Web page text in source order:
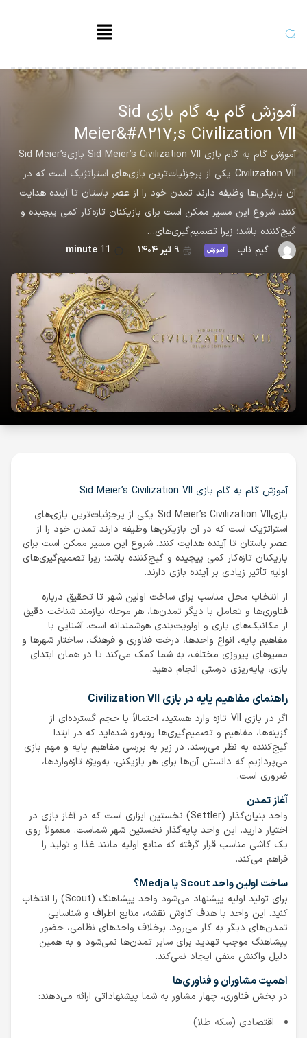
آموزش گام به گام بازی Sid
Meier&#۸۲۱۷;s Civilization VII
آموزش گام به گام بازی Sid Meier’s Civilization VII بازیSid Meier’s
Civilization VII یکی از پرجزئیات‌ترین بازی‌های استراتژیک است که در
آن بازیکن‌ها وظیفه دارند تمدن خود را از عصر باستان تا آینده هدایت
کنند. شروع این مسیر ممکن است برای بازیکنان تازه‌کار کمی پیچیده و
گیج‌کننده باشد؛ زیرا تصمیم‌گیری‌های…
گیم ناب
آموزش ۹ تیر۱۴۰۴ 11
minute
آموزش گام به گام بازی Sid Meier’s Civilization VII
بازیSid Meier’s Civilization VII یکی از پرجزئیات‌ترین بازی‌های
استراتژیک است که در آن بازیکن‌ها وظیفه دارند تمدن خود را از
عصر باستان تا آینده هدایت کنند. شروع این مسیر ممکن است برای
بازیکنان تازه‌کار کمی پیچیده و گیج‌کننده باشد؛ زیرا تصمیم‌گیری‌های
اولیه تأثیر زیادی بر آینده بازی دارند.
از انتخاب محل مناسب برای ساخت اولین شهر تا تحقیق درباره
فناوری‌ها و تعامل با دیگر تمدن‌ها، هر مرحله نیازمند شناخت دقیق
از مکانیک‌های بازی و اولویت‌بندی هوشمندانه است. آشنایی با
مفاهیم پایه، انواع واحدها، درخت فناوری و فرهنگ، ساختار شهرها و
مسیرهای پیروزی مختلف، به شما کمک می‌کند تا در همان ابتدای
بازی، پایه‌ریزی درستی انجام دهید.
راهنمای مفاهیم پایه در بازی Civilization VII
اگر در بازی VII تازه وارد هستید، احتمالاً با حجم گسترده‌ای از
گزینه‌ها، مفاهیم و تصمیم‌گیری‌ها روبه‌رو شده‌اید که در ابتدا
گیج‌کننده به نظر می‌رسند. در زیر به بررسی مفاهیم پایه و مهم بازی
می‌پردازیم که دانستن آن‌ها برای هر بازیکنی، به‌ویژه تازه‌واردها،
ضروری است.
آغاز تمدن
واحد بنیان‌گذار (Settler) نخستین ابزاری است که در آغاز بازی در
اختیار دارید. این واحد پایه‌گذار نخستین شهر شماست. معمولاً روی
یک کاشی مناسب قرار گرفته که منابع اولیه مانند غذا و تولید را
فراهم می‌کند.
ساخت اولین واحد Scout یا Medja؟
برای تولید اولیه پیشنهاد می‌شود واحد پیشاهنگ (Scout) را انتخاب
کنید. این واحد با هدف کاوش نقشه، منابع اطراف و شناسایی
تمدن‌های دیگر به کار می‌رود. برخلاف واحدهای نظامی، حضور
پیشاهنگ موجب تهدید برای سایر تمدن‌ها نمی‌شود و به همین
دلیل واکنش منفی ایجاد نمی‌کند.
اهمیت مشاوران و فناوری‌ها
در بخش فناوری، چهار مشاور به شما پیشنهاداتی ارائه می‌دهند:
اقتصادی (سکه طلا)